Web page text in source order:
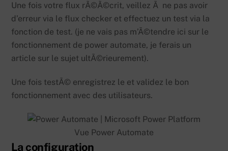
Une fois votre flux rÃ©Ã©crit, veillez Ã ne pas avoir
d’erreur via le flux checker et effectuez un test via la
fonction de test. (je ne vais pas m’Ã©tendre ici sur le
fonctionnement de power automate, je ferais un
article sur le sujet ultÃ©rieurement).
Une fois testÃ© enregistrez le et validez le bon
fonctionnement avec des utilisateurs.
Vue Power Automate
La configuration